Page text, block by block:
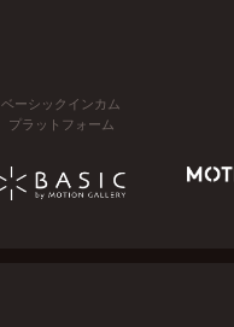
ベーシックインカム
プラットフォーム